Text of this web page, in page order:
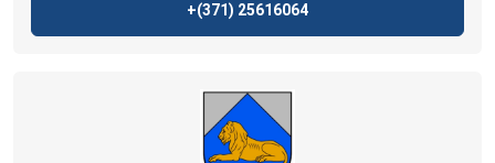
+(371) 25616064